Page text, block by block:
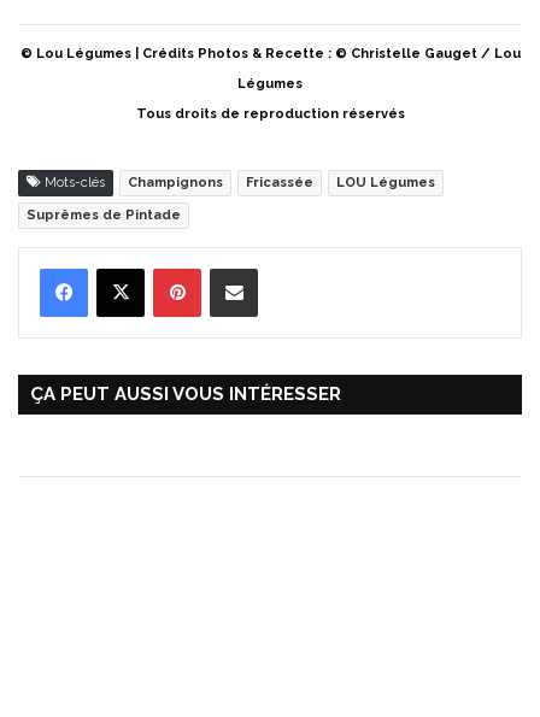
© Lou Légumes | Crédits Photos & Recette : © Christelle Gauget / Lou
Légumes
Tous droits de reproduction réservés
Mots-clés Champignons Fricassée LOU Légumes
Suprêmes de Pintade
ÇA PEUT AUSSI VOUS INTÉRESSER